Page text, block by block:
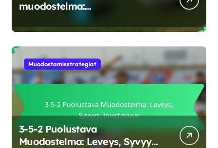
muodostelma:
Keskikenttävalta, Puolustava
peitto, Joustavuus
Muodostamisstrategiat
3-5-2 Puolustava
Muodostelma: Leveys, Syvyys,